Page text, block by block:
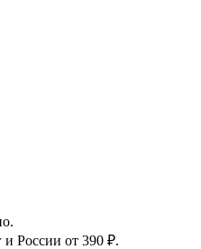
и России от 390 ₽.